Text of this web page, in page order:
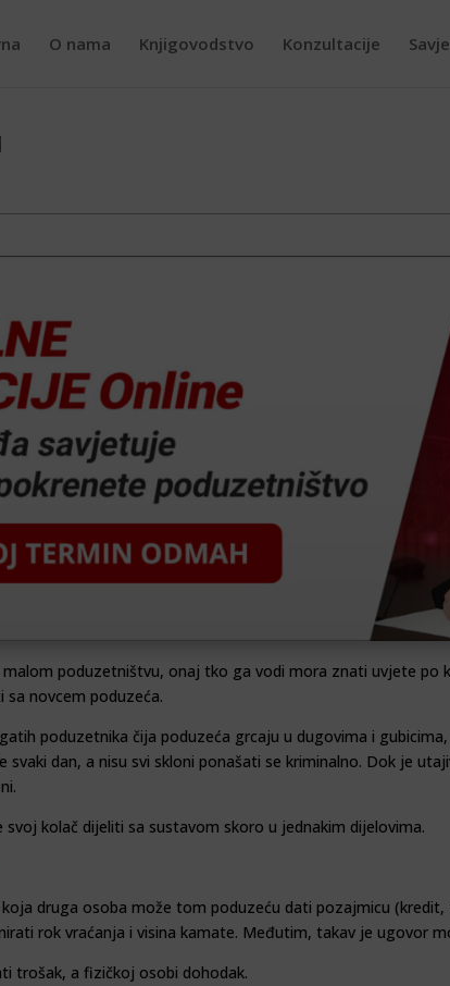
O nama Knjigovodstvo Konzultacije
poduzetništvu, onaj tko ga vodi mora znati uvjete po
novcem poduzeća.
poduzetnika čija po­duzeća grcaju u dugovima i
dan, a nisu svi skloni ponašati se kriminalno. Dok je
kolač dijeliti sa sustavom skoro u jednakim dijelovima.
druga osoba može tom poduzeću dati pozajmicu
rok vraćanja i visina ka­mate. Međutim, takav je ugovor
trošak, a fizičkoj osobi dohodak.